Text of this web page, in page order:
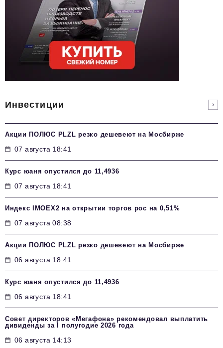
Инвестиции
Акции ПОЛЮС PLZL резко дешевеют на Мосбирже
07 августа 18:41
Курс юаня опустился до 11,4936
07 августа 18:41
Индекс IMOEX2 на открытии торгов рос на 0,51%
07 августа 08:38
Акции ПОЛЮС PLZL резко дешевеют на Мосбирже
06 августа 18:41
Курс юаня опустился до 11,4936
06 августа 18:41
Совет директоров «Мегафона» рекомендовал выплатить
дивиденды за I полугодие 2026 года
06 августа 14:13